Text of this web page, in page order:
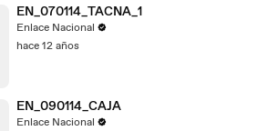
EN_070114_TACNA_1
Enlace Nacional
hace 12 años
EN_090114_CAJA
Enlace Nacional